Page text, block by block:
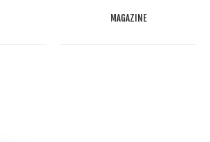
MAGAZINE